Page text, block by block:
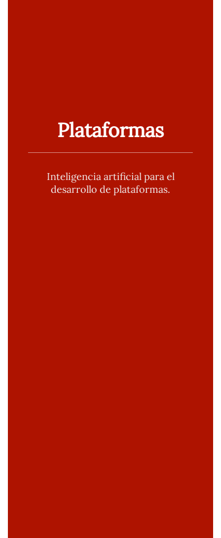
Plataformas
Inteligencia artificial para el
desarrollo de plataformas.